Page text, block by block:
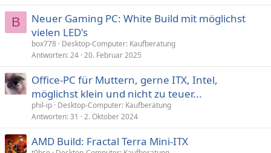
B
Neuer Gaming PC: White Build mit möglichst
vielen LED's
box778 Desktop-Computer: Kaufberatung
Antworten 24 20. Februar 2025
Office-PC für Muttern, gerne ITX, Intel,
möglichst klein und nicht zu teuer...
phil-ip Desktop-Computer: Kaufberatung
Antworten 31 2. Oktober 2024
AMD Build: Fractal Terra Mini-ITX